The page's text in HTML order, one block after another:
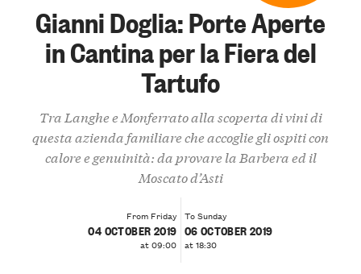
Gianni Doglia: Porte Aperte
in Cantina per la Fiera del
Tartufo
Tra Langhe e Monferrato alla scoperta di vini di
questa azienda familiare che accoglie gli ospiti con
calore e genuinità: da provare la Barbera ed il
Moscato d’Asti
From Friday
04 OCTOBER 2019
at 09:00
To Sunday
06 OCTOBER 2019
at 18:30